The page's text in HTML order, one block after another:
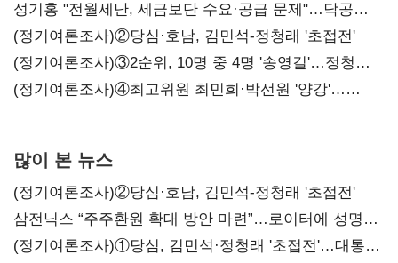
구조혁신
성기홍 "전월세난, 세금보단 수요·공급 문제"…닥공
시사
(정기여론조사)②당심·호남, 김민석-정청래 '초접전'
(정기여론조사)③2순위, 10명 중 4명 '송영길'…정청래
'한 자릿수'
(정기여론조사)④최고위원 최민희·박선원 '양강'…
많이 본 뉴스
(정기여론조사)②당심·호남, 김민석-정청래 '초접전'
삼전닉스 “주주환원 확대 방안 마련”…로이터에 성명
보내
(정기여론조사)①당심, 김민석·정청래 '초접전'…대통령